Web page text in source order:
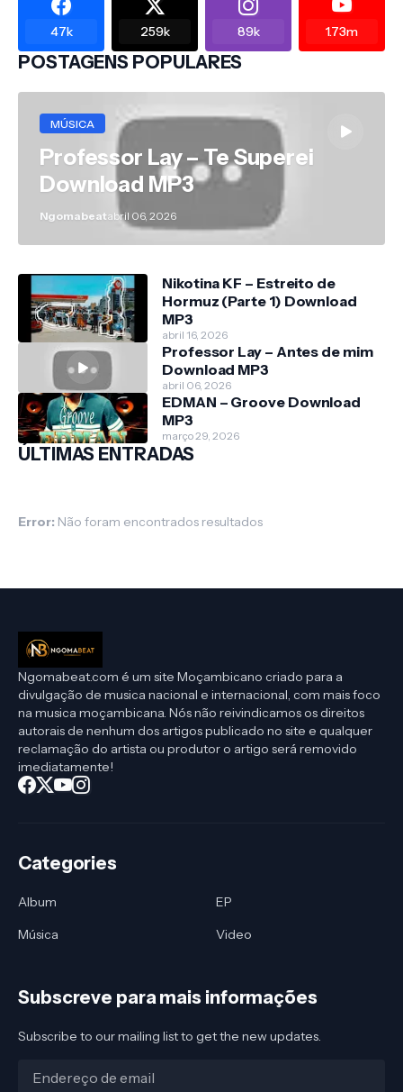
47k 259k 89k 1.73m
POSTAGENS POPULARES
MÚSICA
Professor Lay – Te Superei
Download MP3
Ngomabeatabril 06, 2026
Nikotina KF – Estreito de
Hormuz (Parte 1) Download
MP3
abril 16, 2026
Professor Lay – Antes de mim
Download MP3
abril 06, 2026
EDMAN – Groove Download
MP3
março 29, 2026
ÚLTIMAS ENTRADAS
Error: Não foram encontrados resultados
Ngomabeat.com é um site Moçambicano criado para a
divulgação de musica nacional e internacional, com mais foco
na musica moçambicana. Nós não reivindicamos os direitos
autorais de nenhum dos artigos publicado no site e qualquer
reclamação do artista ou produtor o artigo será removido
imediatamente!
Categories
Album
EP
Música
Video
Subscreve para mais informações
Subscribe to our mailing list to get the new updates.